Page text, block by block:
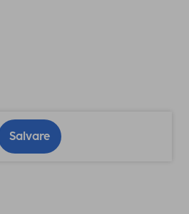
Salvare